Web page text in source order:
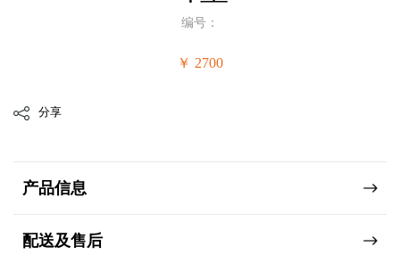
编号：
￥ 2700
分享
产品信息
配送及售后